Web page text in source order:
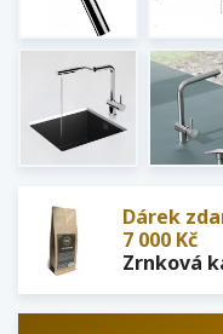
Dárek
7 000 Kč
Zrnková